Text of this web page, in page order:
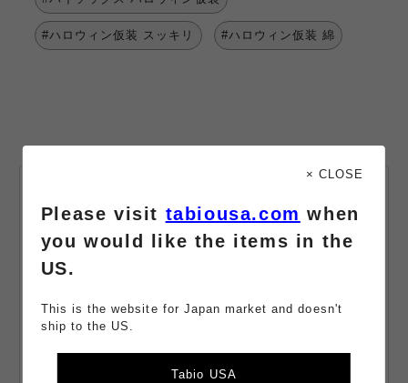
#ハロウィン仮装 スッキリ #ハロウィン仮装 綿
メールマガジン登録
最新情報や限定クーポンをお届け。
購入でポイント獲得。会員は110円（税込）購入で+1ポイント獲
メールアドレス
× CLOSE
Please visit tabiousa.com when
you would like the items in the
US.
This is the website for Japan market and doesn't
ship to the US.
Tabio USA